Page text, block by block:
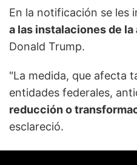
En la notificación se les
a las instalaciones de la
Donald Trump.
"La medida, que afecta
entidades federales,
reducción o
esclareció.